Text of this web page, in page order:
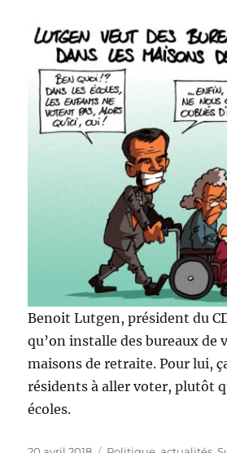
Benoit Lutgen, président du
qu’on installe des bureaux de
maisons de retraite. Pour lui,
résidents à aller voter, plutôt
écoles.